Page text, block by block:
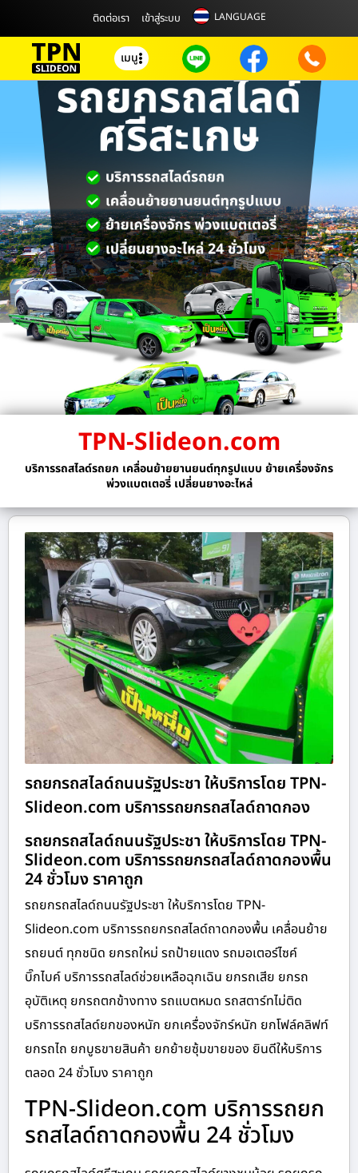
ติดต่อเรา เข้าสู่ระบบ LANGUAGE
เมนู
TPN-Slideon.com
บริการรถสไลด์รถยก เคลื่อนย้ายยานยนต์ทุกรูปแบบ ย้ายเครื่องจักร
พ่วงแบตเตอรี่ เปลี่ยนยางอะไหล่
รถยกรถสไลด์ถนนรัฐประชา ให้บริการโดย TPN-
Slideon.com บริการรถยกรถสไลด์ถาดกอง
รถยกรถสไลด์ถนนรัฐประชา ให้บริการโดย TPN-
Slideon.com บริการรถยกรถสไลด์ถาดกองพื้น
24 ชั่วโมง ราคาถูก
รถยกรถสไลด์ถนนรัฐประชา ให้บริการโดย TPN-
Slideon.com บริการรถยกรถสไลด์ถาดกองพื้น เคลื่อนย้าย
รถยนต์ ทุกชนิด ยกรถใหม่ รถป้ายแดง รถมอเตอร์ไซค์
บิ๊กไบค์ บริการรถสไลด์ช่วยเหลือฉุกเฉิน ยกรถเสีย ยกรถ
อุบัติเหตุ ยกรถตกข้างทาง รถแบตหมด รถสตาร์ทไม่ติด
บริการรถสไลด์ยกของหนัก ยกเครื่องจักร์หนัก ยกโฟล์คลิฟท์
ยกรถไถ ยกบูธขายสินค้า ยกย้ายซุ้มขายของ ยินดีให้บริการ
ตลอด 24 ชั่วโมง ราคาถูก
TPN-Slideon.com บริการรถยก
รถสไลด์ถาดกองพื้น 24 ชั่วโมง